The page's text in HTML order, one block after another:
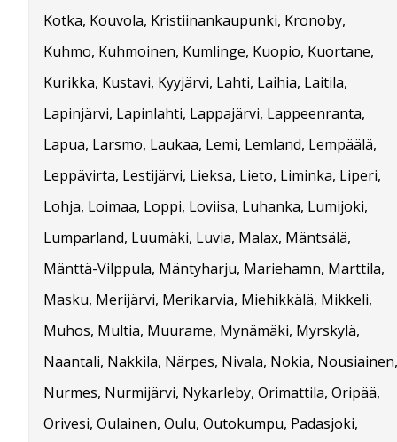
Kotka, Kouvola, Kristiinankaupunki, Kronoby,
Kuhmo, Kuhmoinen, Kumlinge, Kuopio, Kuortane,
Kurikka, Kustavi, Kyyjärvi, Lahti, Laihia, Laitila,
Lapinjärvi, Lapinlahti, Lappajärvi, Lappeenranta,
Lapua, Larsmo, Laukaa, Lemi, Lemland, Lempäälä,
Leppävirta, Lestijärvi, Lieksa, Lieto, Liminka, Liperi,
Lohja, Loimaa, Loppi, Loviisa, Luhanka, Lumijoki,
Lumparland, Luumäki, Luvia, Malax, Mäntsälä,
Mänttä-Vilppula, Mäntyharju, Mariehamn, Marttila,
Masku, Merijärvi, Merikarvia, Miehikkälä, Mikkeli,
Muhos, Multia, Muurame, Mynämäki, Myrskylä,
Naantali, Nakkila, Närpes, Nivala, Nokia, Nousiainen,
Nurmes, Nurmijärvi, Nykarleby, Orimattila, Oripää,
Orivesi, Oulainen, Oulu, Outokumpu, Padasjoki,